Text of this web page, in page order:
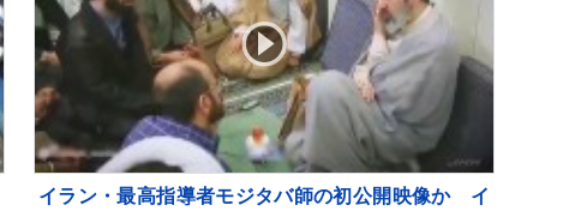
イラン・最高指導者モジタバ師の初公開映像か イ